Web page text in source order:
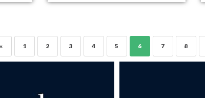
« 1 2 3 4 5 6 7 8